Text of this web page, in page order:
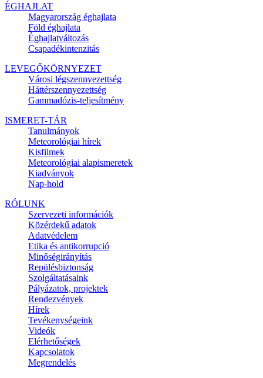
ÉGHAJLAT
Magyarország éghajlata
Föld éghajlata
Éghajlatváltozás
Csapadékintenzitás
LEVEGŐKÖRNYEZET
Városi légszennyezettség
Háttérszennyezettség
Gammadózis-teljesítmény
ISMERET-TÁR
Tanulmányok
Meteorológiai hírek
Kisfilmek
Meteorológiai alapismeretek
Kiadványok
Nap-hold
RÓLUNK
Szervezeti információk
Közérdekű adatok
Adatvédelem
Etika és antikorrupció
Minőségirányítás
Repülésbiztonság
Szolgáltatásaink
Pályázatok, projektek
Rendezvények
Hírek
Tevékenységeink
Videók
Elérhetőségek
Kapcsolatok
Megrendelés